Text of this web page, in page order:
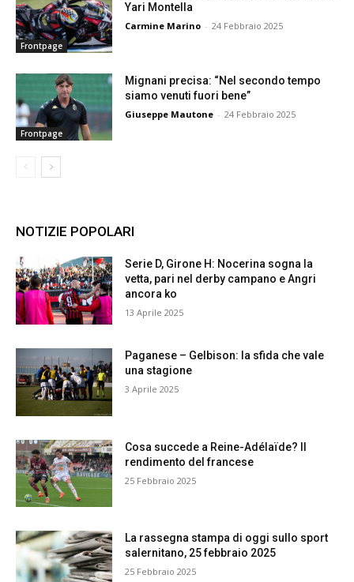
Frontpage
Yari Montella
Carmine Marino - 24 Febbraio 2025
Frontpage
Mignani precisa: “Nel secondo tempo
siamo venuti fuori bene”
Giuseppe Mautone - 24 Febbraio 2025
NOTIZIE POPOLARI
Serie D, Girone H: Nocerina sogna la
vetta, pari nel derby campano e Angri
ancora ko
13 Aprile 2025
Paganese – Gelbison: la sfida che vale
una stagione
3 Aprile 2025
Cosa succede a Reine-Adélaïde? Il
rendimento del francese
25 Febbraio 2025
La rassegna stampa di oggi sullo sport
salernitano, 25 febbraio 2025
25 Febbraio 2025